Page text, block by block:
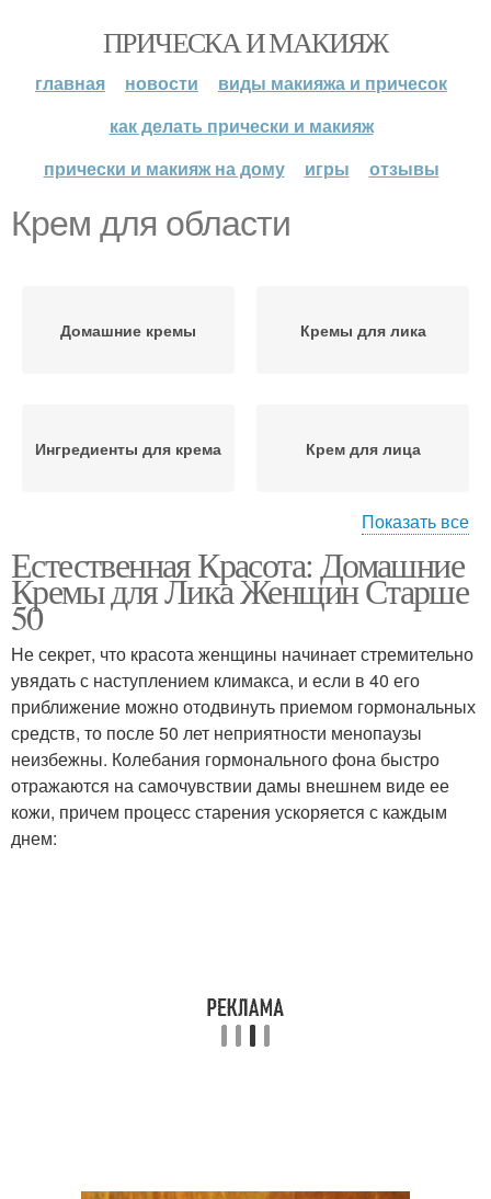
ПРИЧЕСКА И МАКИЯЖ
главная новости
виды макияжа и причесок
как делать прически и макияж
прически и макияж на дому
игры отзывы
Крем для области
Домашние кремы Кремы для лика
Ингредиенты для крема Крем для лица
Кремы для лица Крем в зависимости
Кремы по массажным
линиям
Антицеллюлитные
кремы
Показать все
Естественная Красота: Домашние
Кремы для Лика Женщин Старше
50
Не секрет, что красота женщины начинает стремительно
увядать с наступлением климакса, и если в 40 его
приближение можно отодвинуть приемом гормональных
средств, то после 50 лет неприятности менопаузы
неизбежны. Колебания гормонального фона быстро
отражаются на самочувствии дамы внешнем виде ее
кожи, причем процесс старения ускоряется с каждым
днем: